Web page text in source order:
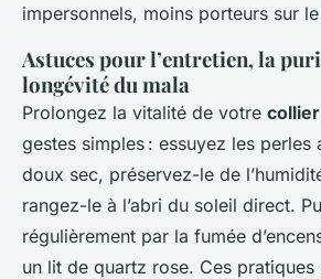
impersonnels, moins porteurs sur
Astuces pour l’entretien, la
longévité du mala
Prolongez la vitalité de votre
gestes simples : essuyez les perles
doux sec, préservez-le de
rangez-le à l’abri du soleil direct.
régulièrement par la fumée
un lit de quartz rose. Ces pratiques